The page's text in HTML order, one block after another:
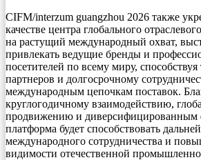
CIFM/interzum guangzhou 2026 также
качестве центра глобального
на растущий международный охват,
привлекать ведущие бренды и
посетителей по всему миру,
партнеров и долгосрочному
международным цепочкам поставок.
круглогодичному взаимодействию,
продвижению и диверсифицированным
платформа будет способствовать
международного сотрудничества и
видимости отечественной